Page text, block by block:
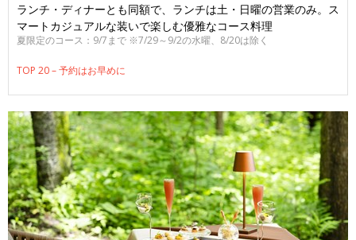
ランチ・ディナーとも同額で、ランチは土・日曜の営業のみ。ス
マートカジュアルな装いで楽しむ優雅なコース料理
夏限定のコース：9/7まで ※7/29～9/2の水曜、8/20は除く
TOP 20 – 予約はお早めに